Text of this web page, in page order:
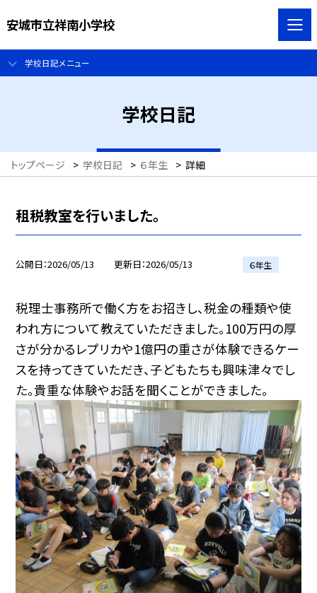
安城市立祥南小学校
学校日記メニュー
学校日記
トップページ > 学校日記 > ６年生 > 詳細
租税教室を行いました。
公開日 2026/05/13 更新日 2026/05/13 ６年生
税理士事務所で働く方をお招きし、税金の種類や使
われ方について教えていただきました。100万円の厚
さが分かるレプリカや1億円の重さが体験できるケー
スを持ってきていただき、子どもたちも興味津々でし
た。貴重な体験やお話を聞くことができました。